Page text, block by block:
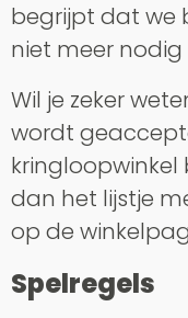
begrijpt dat we
niet meer nodig
Wil je zeker
wordt
kringloopwinkel
dan het lijstje
op de
Spelregels